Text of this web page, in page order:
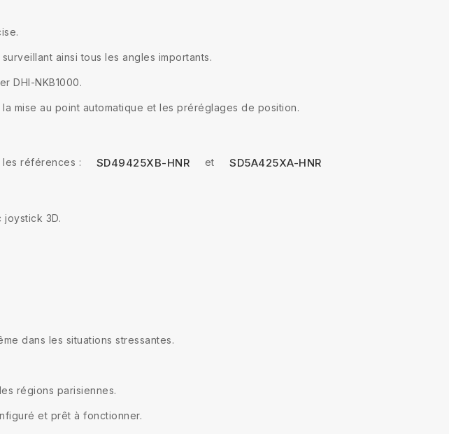
ainsi tous les angles importants.
DHI-NKB1000.
mise au point automatique et les préréglages de position.
références : SD49425XB-HNR et SD5A425XA-HNR
3D.
dans les situations stressantes.
régions parisiennes.
et prêt à fonctionner.